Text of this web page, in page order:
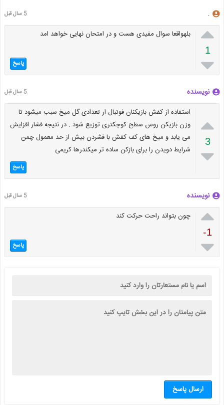
. 5 سال قبل

1

بلهواقعا سوال مفیدی هست و در امتحان نهایی خواهد امد
پاسخ
نویسنده 5 سال قبل

3

استفاده از کفش بازیکنان فوتبال ار تعدادی گل میخ سبب میشود تا
وزن بازیکن روس سطح کوچکتری توزیع شود . در نتیجه فشار افزایش
می یابد و میخ های کف کفش با فشردن بیش از حد معمول چمن
شرایط دویدن را برای بازکن ساده تر میکندرها کریمی
پاسخ
نویسنده 5 سال قبل

-1

چون بتواند راحت حرکت کند
پاسخ
ارسال پاسخ